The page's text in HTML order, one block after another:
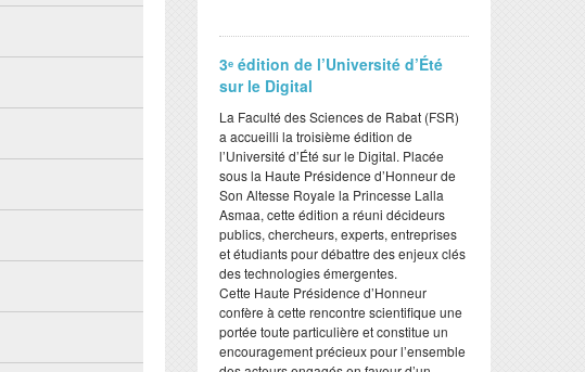
3ᵉ édition de l’Université d’Été
sur le Digital
​La Faculté des Sciences de Rabat (FSR)
a accueilli la troisième édition de
l’Université d’Été sur le Digital. Placée
sous la Haute Présidence d’Honneur de
Son Altesse Royale la Princesse Lalla
Asmaa, cette édition a réuni décideurs
publics, chercheurs, experts, entreprises
et étudiants pour débattre des enjeux clés
des technologies émergentes.
​Cette Haute Présidence d’Honneur
confère à cette rencontre scientifique une
portée toute particulière et constitue un
encouragement précieux pour l’ensemble